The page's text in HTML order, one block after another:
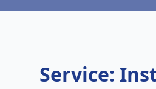
Service: